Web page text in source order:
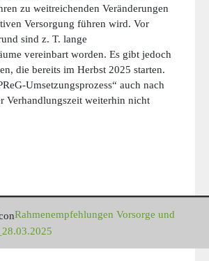
zu weitreichenden Veränderungen
Versorgung führen wird. Vor
sind z. T. lange
vereinbart worden. Es gibt jedoch
die bereits im Herbst 2025 starten.
Umsetzungsprozess“ auch nach
Verhandlungszeit weiterhin nicht
Rahmenempfehlungen Vorsorge und